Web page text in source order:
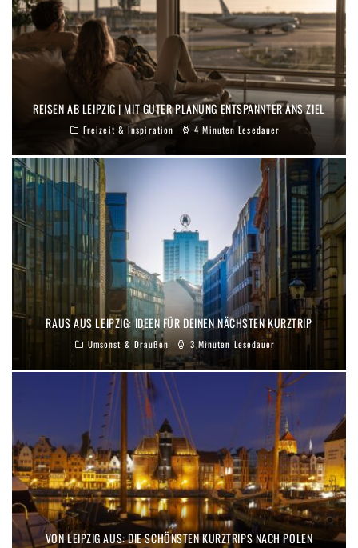
REISEN AB LEIPZIG | MIT GUTER PLANUNG ENTSPANNTER ANS ZIEL
Freizeit & Inspiration 4 Minuten Lesedauer
RAUS AUS LEIPZIG: IDEEN FÜR DEINEN NÄCHSTEN KURZTRIP
Umsonst & Draußen 3 Minuten Lesedauer
VON LEIPZIG AUS: DIE SCHÖNSTEN KURZTRIPS NACH POLEN